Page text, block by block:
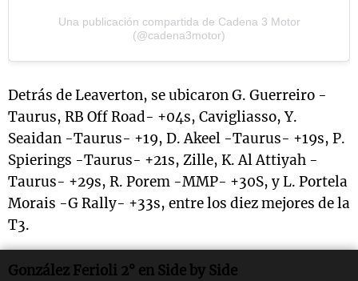
Una publicación compartida de Cadena 3 Motor
(@cadena3motor)
Detrás de Leaverton, se ubicaron G. Guerreiro -
Taurus, RB Off Road- +04s, Cavigliasso, Y.
Seaidan -Taurus- +19, D. Akeel -Taurus- +19s, P.
Spierings -Taurus- +21s, Zille, K. Al Attiyah -
Taurus- +29s, R. Porem -MMP- +30S, y L. Portela
Morais -G Rally- +33s, entre los diez mejores de la
T3.
González Ferioli 2° en Side by Side